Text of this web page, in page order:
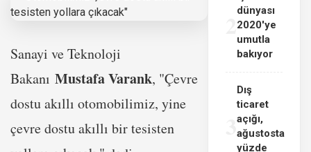
Sanayi ve Teknoloji
Bakanı Mustafa Varank, "Çevre
dostu akıllı otomobilimiz, yine
çevre dostu akıllı bir tesisten
dünyası
2020'ye
umutla
bakıyor
3
Dış
ticaret
açığı,
ağustosta
yüzde